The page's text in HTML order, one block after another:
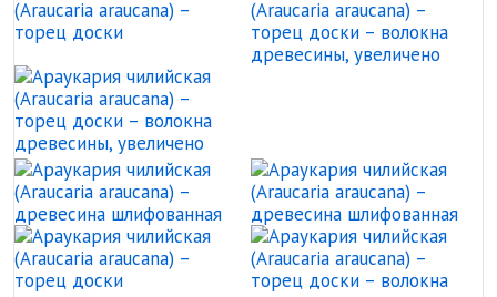
Араукария чилийская
Араукария чилийская